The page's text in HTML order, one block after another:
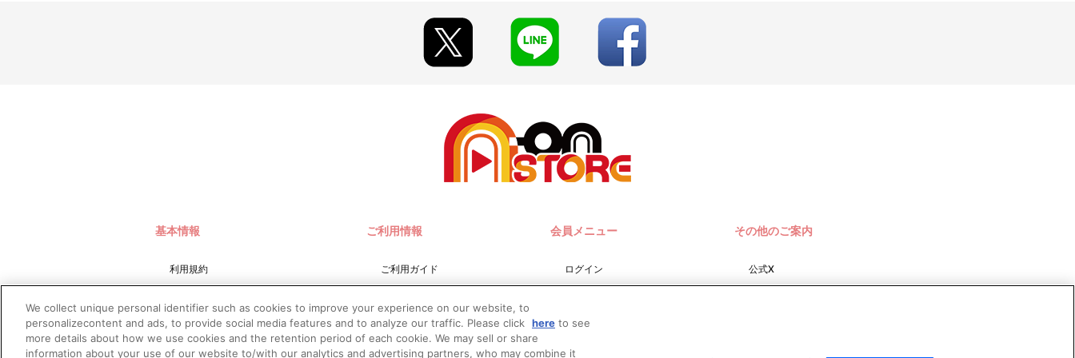
基本情報
利用規約
プライバシーポリシー
プライバシーオプション
ご利用情報
ご利用ガイド
お問い合わせ
推奨環境
会員メニュー
ログイン
その他のご案内
公式X
We collect unique personal identifier such as cookies to improve your experience on our website, to
personalizecontent and ads, to provide social media features and to analyze our traffic. Please click here to see
more details about how we use cookies and the retention period of each cookie. We may sell or share
information about your use of our website to/with our analytics and advertising partners, who may combine it